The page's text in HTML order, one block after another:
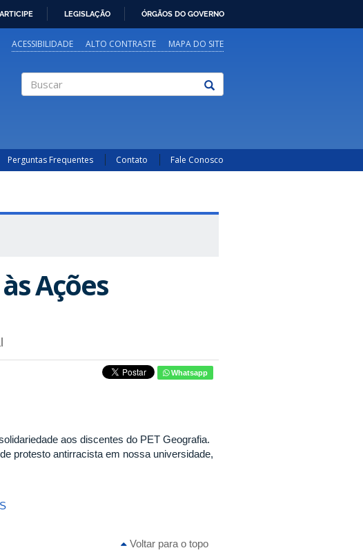
LEGISLAÇÃO ÓRGÃOS DO GOVERNO
ACESSIBILIDADE ALTO CONTRASTE MAPA DO SITE
Perguntas Frequentes Contato Fale Conosco
Ações
Whatsapp
aos discentes do PET Geografia.
protesto antirracista em nossa universidade,
Voltar para o topo